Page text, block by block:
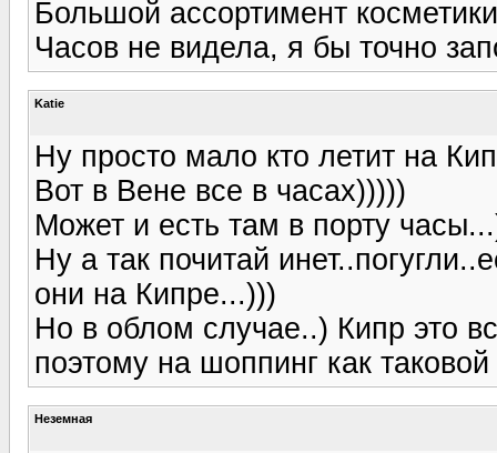
Большой ассортимент
Часов не видела, я бы точно
Katie
Ну просто мало кто летит на
Вот в Вене все в часах)))))
Может и есть там в порту
Ну а так почитай
они на Кипре...)))
Но в облом случае..) Кипр это
поэтому на шоппинг как
Неземная